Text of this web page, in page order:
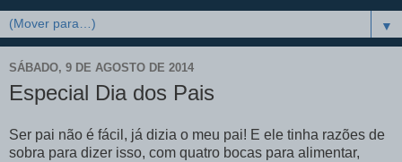
▼
SÁBADO, 9 DE AGOSTO DE 2014
Especial Dia dos Pais
Ser pai não é fácil, já dizia o meu pai! E ele tinha razões de
sobra para dizer isso, com quatro bocas para alimentar,